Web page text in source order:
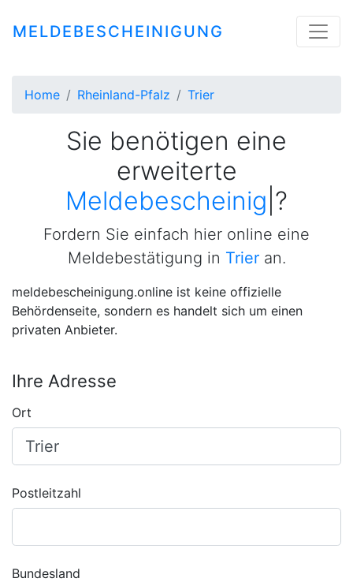
MELDEBESCHEINIGUNG
Home Rheinland-Pfalz Trier
Sie benötigen eine
erweiterte
Meldebescheinigung
Fordern Sie einfach hier online eine
Meldebestätigung in Trieran.
meldebescheinigung.online ist keine offizielle
Behördenseite, sondern es handelt sich um einen
privaten Anbieter.
Ihre Adresse
Ort
Postleitzahl
Bundesland